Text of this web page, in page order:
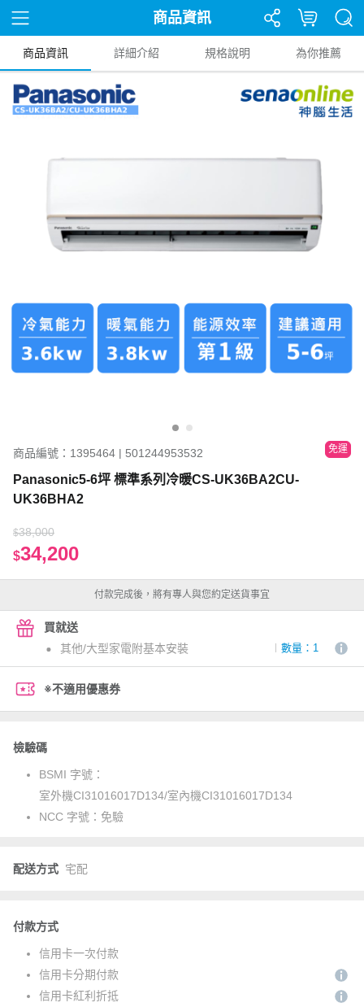
商品資訊
商品資訊 詳細介紹 規格說明 為你推薦
商品編號：1395464 | 501244953532 免運
Panasonic5-6坪 標準系列冷暖CS-UK36BA2CU-
UK36BHA2
$38,000
$34,200
付款完成後，將有專人與您約定送貨事宜
買就送
其他/大型家電附基本安裝
數量：1
※不適用優惠券
檢驗碼
BSMI 字號：
室外機CI31016017D134/室內機CI31016017D134
NCC 字號： 免驗
配送方式 宅配
付款方式
信用卡一次付款
信用卡分期付款
信用卡紅利折抵